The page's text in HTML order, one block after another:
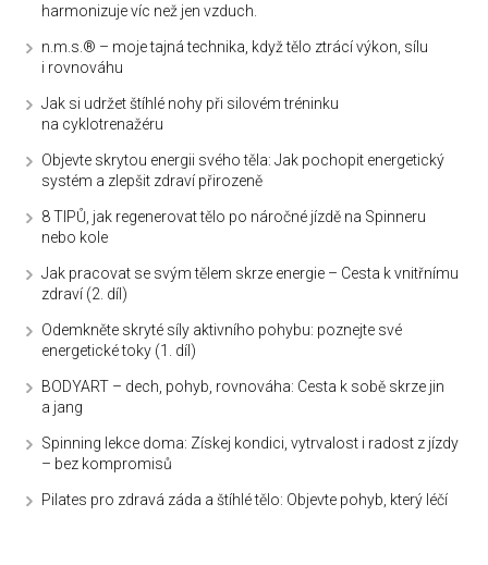
harmonizuje víc než jen vzduch.
n.m.s.® – moje tajná technika, když tělo ztrácí výkon, sílu
i rovnováhu
Jak si udržet štíhlé nohy při silovém tréninku
na cyklotrenažéru
Objevte skrytou energii svého těla: Jak pochopit energetický
systém a zlepšit zdraví přirozeně
8 TIPŮ, jak regenerovat tělo po náročné jízdě na Spinneru
nebo kole
Jak pracovat se svým tělem skrze energie – Cesta k vnitřnímu
zdraví (2. díl)
Odemkněte skryté síly aktivního pohybu: poznejte své
energetické toky (1. díl)
BODYART – dech, pohyb, rovnováha: Cesta k sobě skrze jin
a jang
Spinning lekce doma: Získej kondici, vytrvalost i radost z jízdy
– bez kompromisů
Pilates pro zdravá záda a štíhlé tělo: Objevte pohyb, který léčí